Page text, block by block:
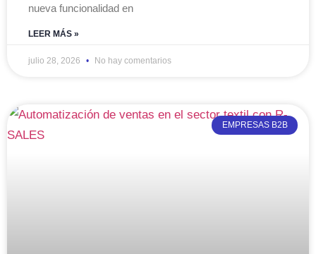
nueva funcionalidad en
LEER MÁS »
julio 28, 2026 No hay comentarios
EMPRESAS B2B